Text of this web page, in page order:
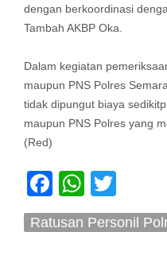
dengan berkoordinasi
Tambah AKBP Oka.
Dalam kegiatan
maupun PNS Polres
tidak dipungut biaya
maupun PNS Polres yang
(Red)
Facebook
Ratusan Personil